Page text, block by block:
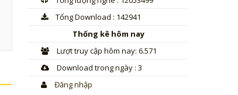
Tổng Download : 142941
Thống kê hôm nay
Lượt truy cập hôm nay: 6.571
Download trong ngày : 3
Đăng nhập